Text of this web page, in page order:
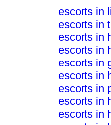
escorts in
escorts in
escorts in
escorts in
escorts in
escorts in
escorts in
escorts in
escorts in